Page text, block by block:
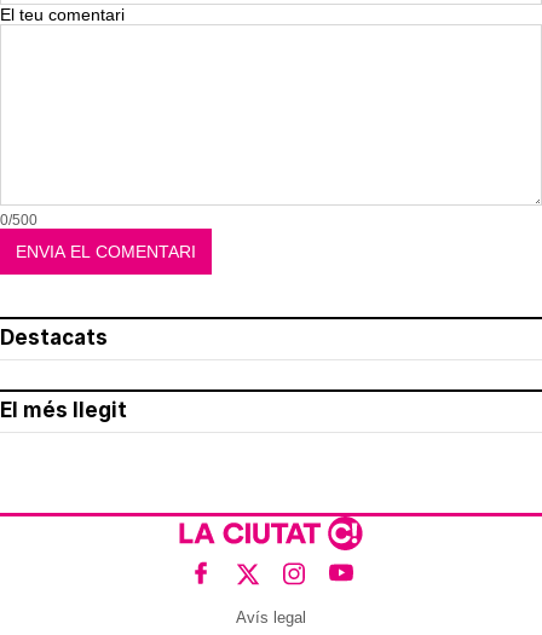
El teu comentari
0/500
Destacats
El més llegit
Avís legal